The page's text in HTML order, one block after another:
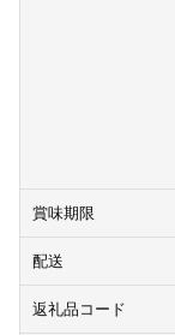
賞味期限
配送
返礼品コード